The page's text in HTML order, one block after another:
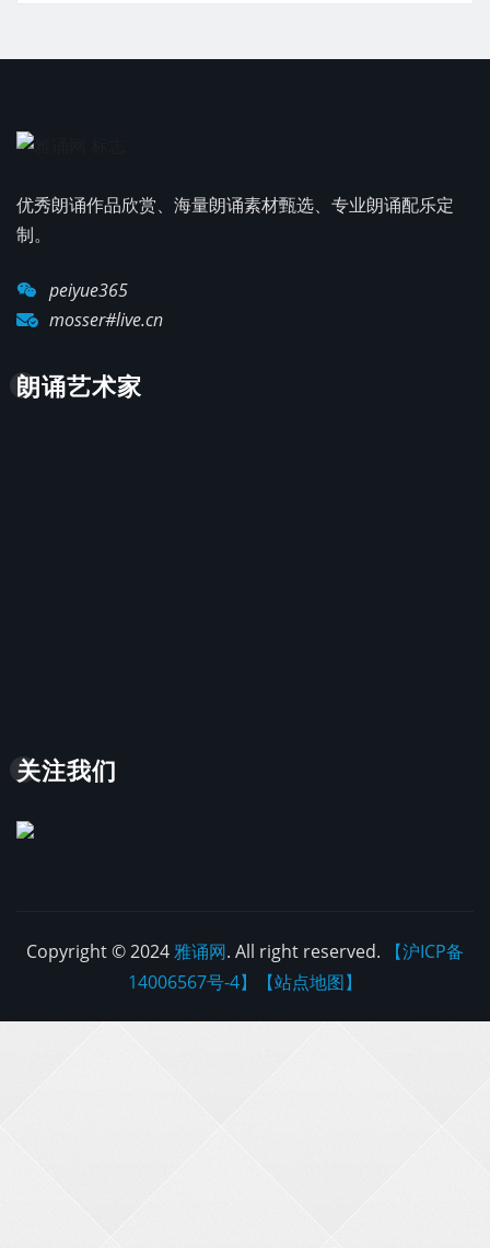
优秀朗诵作品欣赏、海量朗诵素材甄选、专业朗诵配乐定
制。
peiyue365
mosser#live.cn
朗诵艺术家
关注我们
Copyright © 2024雅诵网. All right reserved.
【沪ICP备
14006567号-4】
【站点地图】